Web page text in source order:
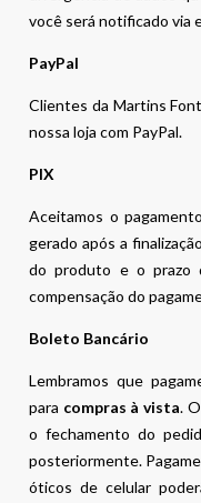
você será notificado via
PayPal
Clientes da Martins
nossa loja com PayPal.
PIX
Aceitamos o
gerado após a
do produto e o prazo
compensação do
Boleto Bancário
Lembramos que
para compras à vista.
o fechamento do
posteriormente.
óticos de celular